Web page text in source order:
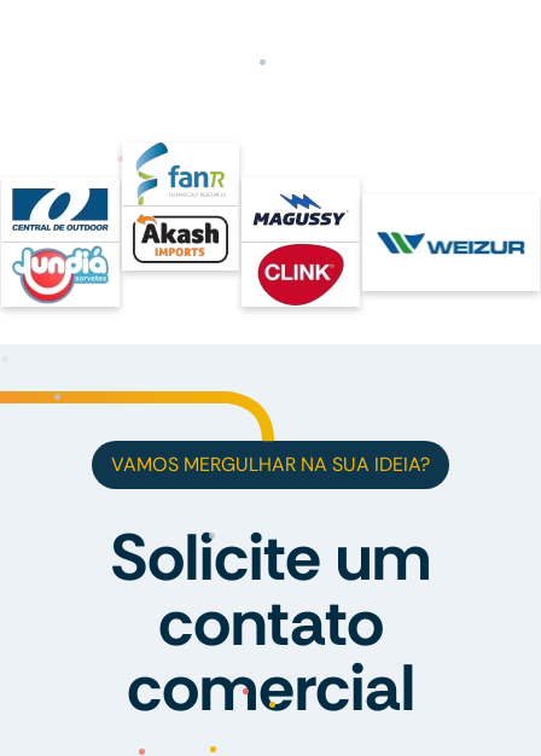
VAMOS MERGULHAR NA SUA IDEIA?
Solicite um
contato
comercial